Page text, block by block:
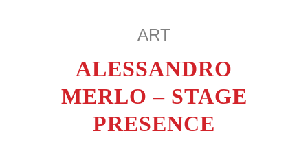
ART
ALESSANDRO
MERLO – STAGE
PRESENCE